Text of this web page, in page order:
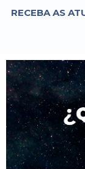
RECEBA AS